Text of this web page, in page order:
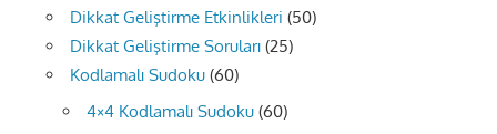
Dikkat Geliştirme Etkinlikleri (50)
Dikkat Geliştirme Soruları (25)
Kodlamalı Sudoku (60)
4×4 Kodlamalı Sudoku (60)